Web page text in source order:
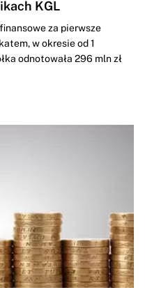
KGL
za pierwsze
w okresie od 1
odnotowała 296 mln zł